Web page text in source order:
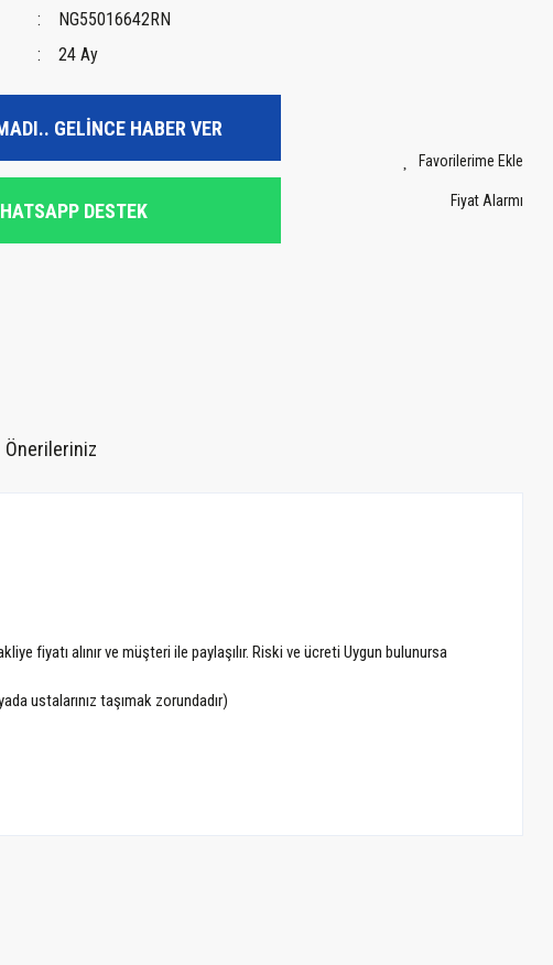
NG55016642RN
24 Ay
GELİNCE HABER VER
DESTEK Fiyat Alarmı
Önerileriniz
fiyatı alınır ve müşteri ile paylaşılır. Riski ve ücreti Uygun bulunursa
ustalarınız taşımak zorundadır)